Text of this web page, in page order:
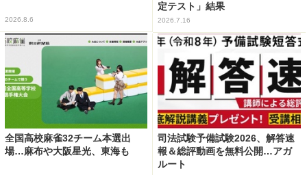
2026.8.6
定テスト」結果
2026.7.16
全国高校麻雀32チーム本選出
場…麻布や大阪星光、東海も
司法試験予備試験2026、解答速
報＆総評動画を無料公開…アガ
ルート